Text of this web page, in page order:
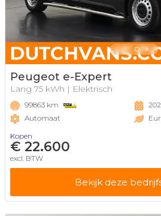
Peugeot e-Expert
Lang 75 kWh | Elektrisch
99863 km
Automaat
Kopen
€ 22.600
excl. BTW
Bekijk deze